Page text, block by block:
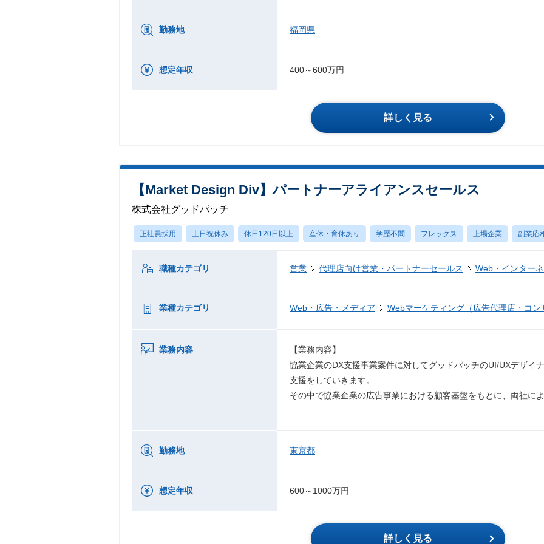
勤務地 福岡県
想定年収 400～600万円
詳しく見る
【Market Design Div】パートナーアライアンスセールス
株式会社グッドパッチ
正社員採用 土日祝休み 休日120日以上 産休・育休あり 学歴不問 フレックス 上場企業 副業応
職種カテゴリ 営業 代理店向け営業・パートナーセールス Web・インター
業種カテゴリ Web・広告・メディア Webマーケティング（広告代理店・コン
業務内容
【業務内容】
協業企業のDX支援事業案件に対してグッドパッチのUI/UXデザイ
支援をしていきます。
その中で協業企業の広告事業における顧客基盤をもとに、両社に
勤務地 東京都
想定年収 600～1000万円
詳しく見る